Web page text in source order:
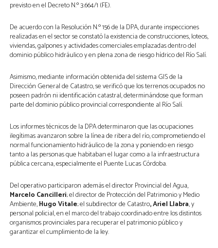
previsto en el Decreto N.º 3.664/1 (FE).
De acuerdo con la Resolución N.º 156 de la DPA, durante inspecciones
realizadas en el sector se constató la existencia de construcciones, loteos,
viviendas, galpones y actividades comerciales emplazadas dentro del
dominio público hidráulico y en plena zona de riesgo hídrico del Río Salí.
Asimismo, mediante información obtenida del sistema GIS de la
Dirección General de Catastro, se verificó que los terrenos ocupados no
poseen padrón ni identificación catastral, determinándose que forman
parte del dominio público provincial correspondiente al Río Salí.
Los informes técnicos de la DPA determinaron que las ocupaciones
ilegítimas avanzaron sobre la línea de ribera del río, comprometiendo el
normal funcionamiento hidráulico de la zona y poniendo en riesgo
tanto a las personas que habitaban el lugar como a la infraestructura
pública cercana, especialmente el Puente Lucas Córdoba.
Del operativo participaron además el director Provincial del Agua,
Marcelo Cancilleri; el director de Protección del Patrimonio y Medio
Ambiente,Hugo Vitale; el subdirector de Catastro, Ariel Llabra, y
personal policial, en el marco del trabajo coordinado entre los distintos
organismos provinciales para recuperar el patrimonio público y
garantizar el cumplimiento de la ley.